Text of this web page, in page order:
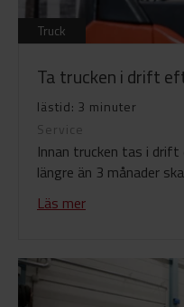
Truck
Ta trucken i drift
lästid: 3 minuter
Service
Innan trucken tas i
längre än 3 månader
Läs mer